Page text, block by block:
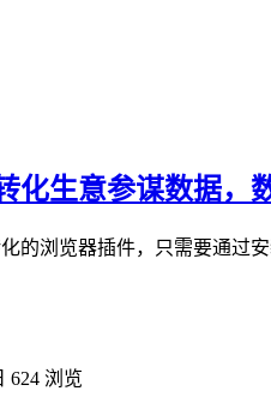
化生意参谋数据，
的浏览器插件，只需要通过
624 浏览